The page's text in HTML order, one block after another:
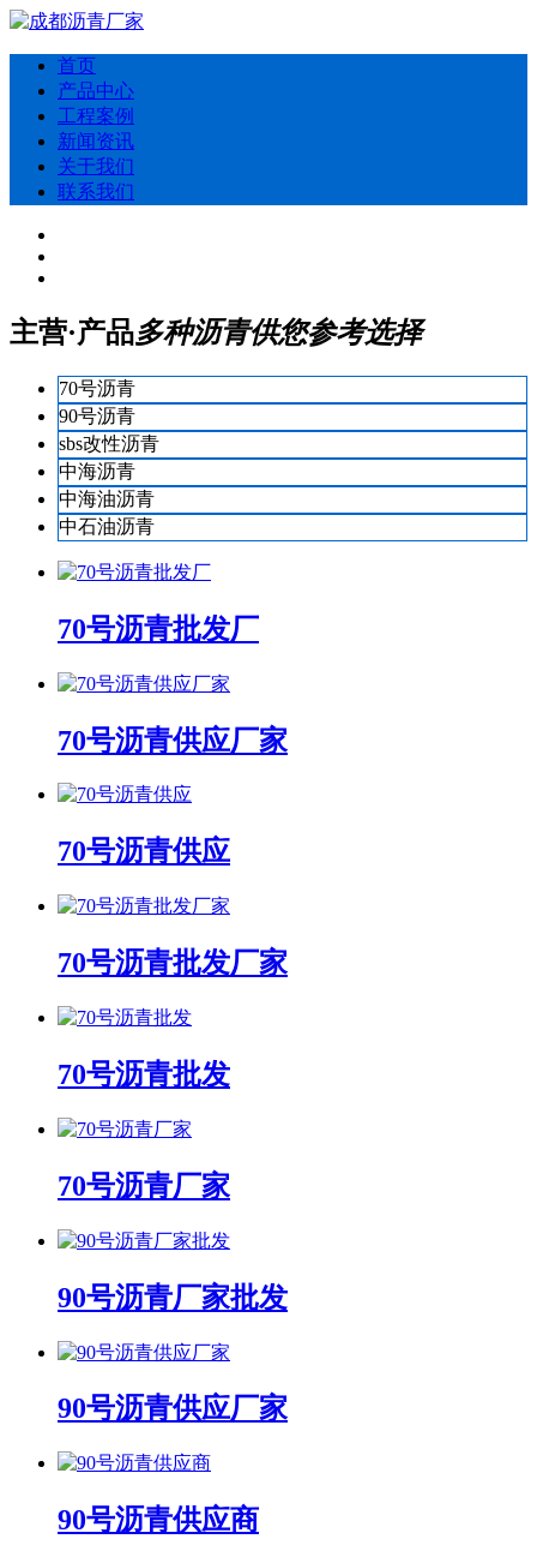
首页
产品中心
工程案例
新闻资讯
关于我们
联系我们
主营·产品多种沥青供您参考选择
70号沥青
90号沥青
sbs改性沥青
中海沥青
中海油沥青
中石油沥青
70号沥青批发厂
70号沥青供应厂家
70号沥青供应
70号沥青批发厂家
70号沥青批发
70号沥青厂家
90号沥青厂家批发
90号沥青供应厂家
90号沥青供应商